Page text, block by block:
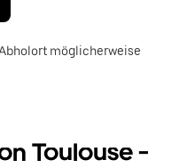
möglicherweise
Toulouse -